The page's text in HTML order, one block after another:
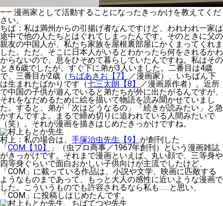
—— 漫画家として活動することになったきっかけを教えてくだ
さい。
ちば ：私は満州からの引揚げ者なんですけど、われわれ一家は
途中で他の人たちとはぐれてしまったんです。そのときに父の
親友の中国人が、私たち家族を屋根裏部屋にかくまってくれま
した。ただ、そこに日本人がいるとわかったら何をされるかわ
からないので、息をひそめて暮らしていたんですね。私はその
とき6歳でしたが、すぐ下に弟が3人いました。二番目は4歳
で、三番目が2歳（ちばあきお【7】
／漫画家）、いちばん下
は生まれたばかりです（七三太朗【8】
／漫画原作者）。近所
で中国の子供が遊んでいると弟たちが外に出たがるんですが、
それをなだめるために絵を描いて物語を読み聞かせていまし
た。すると、弟が「次はどうなるの」「続きが読みたい」と急
かすんですよ。まるで締め切りに追われている人間みたいで
（笑）。それが漫画を描きはじめたきっかけですね。
村上 ：私の場合は、 手塚治虫先生【9】 が創刊した
「COM【10】
」（虫プロ商事／1967年創刊）という漫画雑誌
がきっかけです。それまで漫画といえば、丸い顔で、三等身や
四等身ぐらいで面白おかしい子供向けが主流でしたけど、
「COM」に載っている作品は、小説や文学、映画に匹敵する
ようなものまであって、もっと大人の感性に近いような漫画で
した。こういうものでも許容されるなら私も……と思い、
「COM」に投稿しはじめたんです。